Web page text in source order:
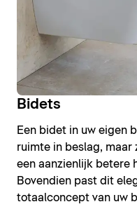
Bidets
Een bidet in uw eigen
ruimte in beslag,
een aanzienlijk betere
Bovendien past dit
totaalconcept van uw